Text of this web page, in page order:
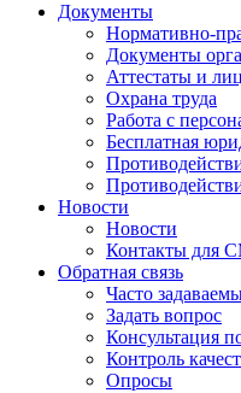
Документы
Нормативно-
Документы
Аттестаты и
Охрана труда
Работа с
Бесплатная
Новости
Новости
Контакты для
Обратная связь
Часто
Задать вопрос
Консультация
Контроль
Опросы